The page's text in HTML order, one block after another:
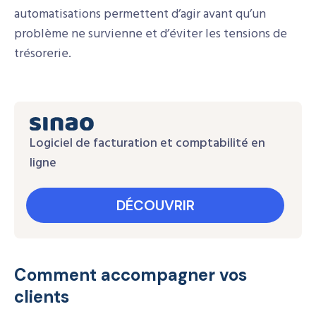
automatisations permettent d’agir avant qu’un
problème ne survienne et d’éviter les tensions de
trésorerie.
Logiciel de facturation et comptabilité en
ligne
DÉCOUVRIR
Comment accompagner vos
clients